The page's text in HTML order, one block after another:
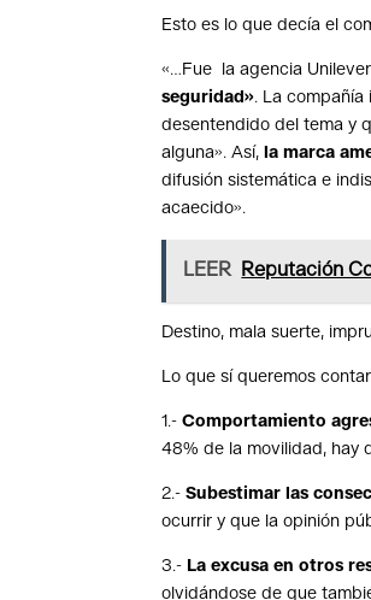
Esto es lo que decía el
«…Fue la agencia
seguridad». La
desentendido del tema y
alguna». Así,la marca
difusión sistemática e
acaecido».
LEER Reputación
Destino, mala suerte,
Lo que sí queremos
1.-Comportamiento
48% de la movilidad, hay
2.-Subestimar las
ocurrir y que la opinión
3.- La excusa en otros
olvidándose de que